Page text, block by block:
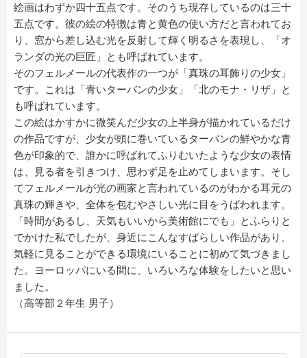
絵画はわずか四十五点です。そのうち現存しているのは三十
五点です。彼の絵の特徴は青と黄色の使い方だと言われてお
り、窓から差し込む光を反射して輝く明るさを表現し、「オ
ランダの光の巨匠」とも呼ばれています。
そのフェルメールの代表作の一つが「真珠の耳飾りの少女」
です。これは「青いターバンの少女」「北のモナ・リザ」と
も呼ばれています。
この絵はかすかに微笑んだ少女の上半身が描かれているだけ
の作品ですが、少女が頭に巻いているターバンの鮮やかな青
色が印象的で、誰かに呼ばれてふりむいたような少女の表情
は、見る者を引きつけ、思わず足を止めてしまいます。そし
てフェルメールが光の画家と言われているのがわかる耳元の
真珠の輝きや、全体を包むやさしい光に目をうばわれます。
「時間があるし、天気もいいから美術館にでも」とふらりと
でかけた私でしたが、身近にこんなすばらしい作品があり、
気軽に見ることができる環境にいることに初めて気づきまし
た。ヨーロッパにいる間に、いろいろな体験をしたいと思い
ました。
（高等部２年生 男子）